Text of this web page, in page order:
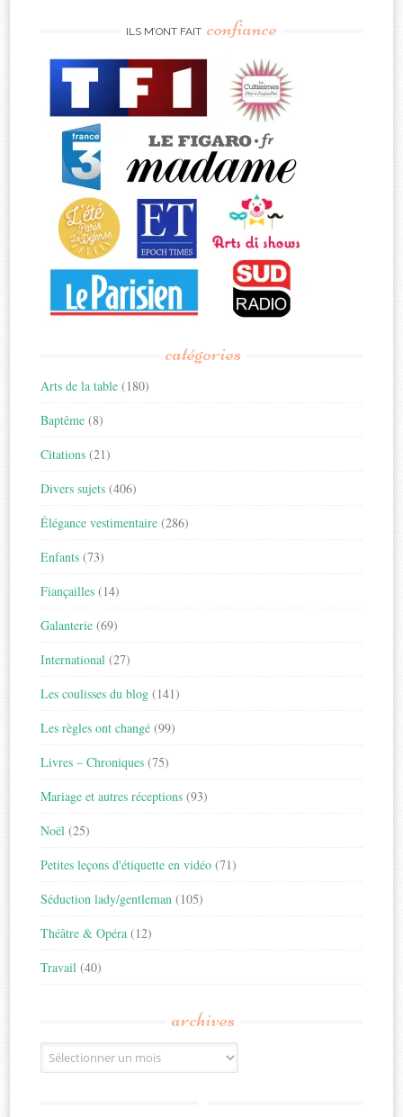
ILS M’ONT FAIT confiance
catégories
Arts de la table (180)
Baptême (8)
Citations (21)
Divers sujets (406)
Élégance vestimentaire (286)
Enfants (73)
Fiançailles (14)
Galanterie (69)
International (27)
Les coulisses du blog (141)
Les règles ont changé (99)
Livres – Chroniques (75)
Mariage et autres réceptions (93)
Noël (25)
Petites leçons d'étiquette en vidéo (71)
Séduction lady/gentleman (105)
Théâtre & Opéra (12)
Travail (40)
archives
Archives